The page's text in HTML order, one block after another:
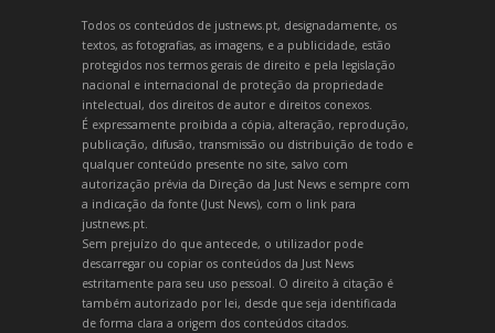
Todos os conteúdos de justnews.pt, designadamente, os
textos, as fotografias, as imagens, e a publicidade, estão
protegidos nos termos gerais de direito e pela legislação
nacional e internacional de proteção da propriedade
intelectual, dos direitos de autor e direitos conexos.
É expressamente proibida a cópia, alteração, reprodução,
publicação, difusão, transmissão ou distribuição de todo e
qualquer conteúdo presente no site, salvo com
autorização prévia da Direção da Just News e sempre com
a indicação da fonte (Just News), com o link para
justnews.pt.
Sem prejuízo do que antecede, o utilizador pode
descarregar ou copiar os conteúdos da Just News
estritamente para seu uso pessoal. O direito à citação é
também autorizado por lei, desde que seja identificada
de forma clara a origem dos conteúdos citados.